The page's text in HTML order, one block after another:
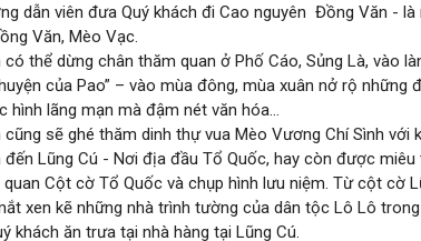
dẫn viên đưa Quý khách đi Cao nguyên Đồng Văn -
Văn, Mèo Vạc.
có thể dừng chân thăm quan ở Phố Cáo, Sủng Là, vào
của Pao” – vào mùa đông, mùa xuân nở rộ
hình lãng mạn mà đậm nét văn hóa…
cũng sẽ ghé thăm dinh thự vua Mèo Vương Chí Sình
đến Lũng Cú - Nơi địa đầu Tổ Quốc, hay còn được
Cột cờ Tổ Quốc và chụp hình lưu niệm. Từ cột cờ
xen kẽ những nhà trình tường của dân tộc Lô Lô
khách ăn trưa tại nhà hàng tại Lũng Cú.